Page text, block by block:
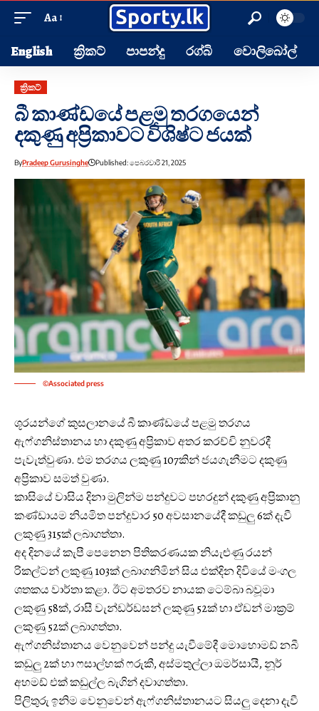
Aa
English ක්‍රිකට් පාපන්දු රග්බි වොලිබෝල්
ක්‍රිකට්
බී කාණ්ඩයේ පළමු තරග‍යෙන්
දකුණු අප්‍රිකාවට විශිෂ්ට ජයක්
ByPradeep Gurusinghe Published: පෙබරවාරි 21, 2025
©Associated press
ශූරයන්ගේ කුසලානයේ බී කාණ්ඩයේ පළමු තරගය
ඇෆ්ගනිස්තානය හා දකුණු අප්‍රිකාව අතර කරච්චි නුවරදී
පැවැත්වුණා. එම තරගය ලකුණු 107කින් ජයගැනීමට දකුණු
අප්‍රිකාව සමත් වුණා.
කාසියේ වාසිය දිනා මුලින්ම පන්දුවට පහරදුන් දකුණු අප්‍රිකානු
කණ්ඩායම නියමිත පන්දුවාර 50 අවසානයේදී කඩුලු 6ක් දැවී
ලකුණු 315ක් ලබාගත්තා.
අද දිනයේ කැපී පෙනෙන පිතිකරණයක නියැළුණු රයන්
රිකල්ටන් ලකුණු 103ක් ලබාගනිමින් සිය එක්දින දිවියේ මංගල
ශතකය වාර්තා කළා. ඊට අමතරව නායක ටෙම්බා බවූමා
ලකුණු 58ක්, රාසී වැන්ඩර්ඩසන් ලකුණු 52ක් හා ඒඩන් මාක්‍රම්
ලකුණු 52ක් ලබාගත්තා.
ඇෆ්ගනිස්තානය වෙනුවෙන් පන්දු යැවීමේදී මොහොමඩ් නබී
කඩුලු 2ක් හා ෆසාල්හක් ෆරුකී, අස්මතුල්ලා ඔමර්සායී, නූර්
අහමඩ් එක් කඩුල්ල බැගින් දවාගත්තා.
පිලිතුරු ඉනිම වෙනුවෙන් ඇෆ්ගනිස්තානයට සියලු දෙනා දැවී